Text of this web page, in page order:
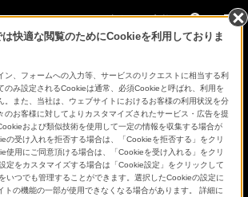
法人のお客様
快適な閲覧のためにCookieを利用しておりま
ン、フォームへの入力等、サービスのリクエストに相当する利
のみ設定されるCookieは通常、必須Cookieと呼ばれ、利用を
。また、当社は、ウェブサイトにおけるお客様の利用状況を分
のお客様に対してよりカスタマイズされたサービス・広告を提
および類似技術を使用して一定の情報を収集する場合が
の受け入れを拒否する場合は、「Cookieを拒否する」をクリ
使用にご同意頂ける場合は、「Cookieを受け入れる」をクリ
定をカスタマイズする場合は「Cookie設定」をクリックして
いつでも管理することができます。選択したCookieの設定に
トの機能の一部が使用できなくなる場合があります。 詳細に